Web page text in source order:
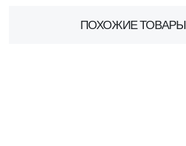
ПОХОЖИЕ ТОВАРЫ